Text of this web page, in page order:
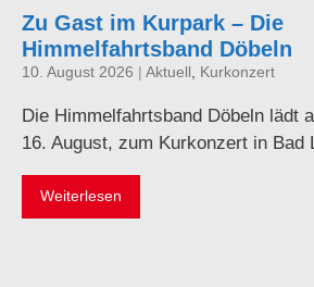
Zu Gast im Kurpark – Die
Himmelfahrtsband Döbeln
10. August 2026 Aktuell , Kurkonzert
Die Himmelfahrtsband Döbeln lädt
16. August, zum Kurkonzert in Bad
Weiterlesen